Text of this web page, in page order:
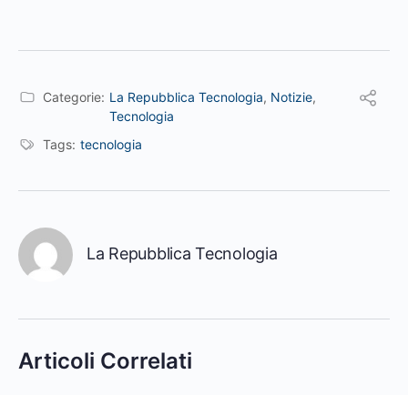
Categorie: La Repubblica Tecnologia, Notizie,
Tecnologia
Tags: tecnologia
La Repubblica Tecnologia
Articoli Correlati